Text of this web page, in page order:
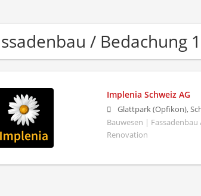
/
Implenia Schweiz AG
Glattpark (Opfikon),
Bauwesen |
Renovation